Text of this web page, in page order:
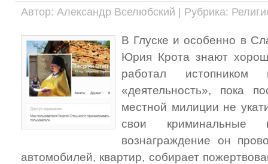
Автор: Александр Вселюбский | Рубрика:
В Глуске и особенно в
Юрия Крота знают
работал
«деятельность», пока
местной милиции не
свои криминальные
вознаграждение он
автомобилей, квартир, собирает